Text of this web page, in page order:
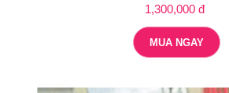
1,300,000 đ
MUA NGAY